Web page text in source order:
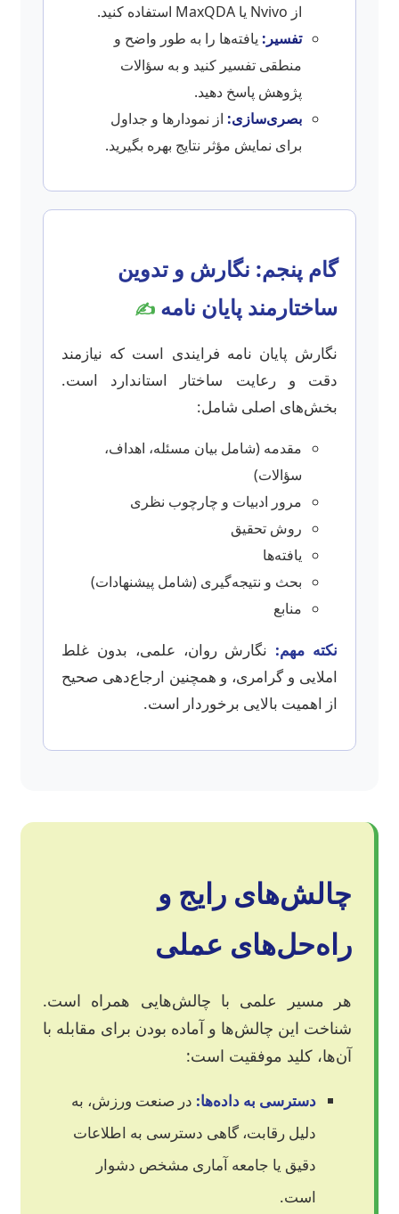
از Nvivo یا MaxQDA استفاده کنید.
تفسیر: یافته‌ها را به طور واضح و
منطقی تفسیر کنید و به سؤالات
پژوهش پاسخ دهید.
بصری‌سازی: از نمودارها و جداول
برای نمایش مؤثر نتایج بهره بگیرید.
گام پنجم: نگارش و تدوین
ساختارمند پایان نامه ✍️
نگارش پایان نامه فرایندی است که نیازمند
دقت و رعایت ساختار استاندارد است.
بخش‌های اصلی شامل:
مقدمه (شامل بیان مسئله، اهداف،
سؤالات)
مرور ادبیات و چارچوب نظری
روش تحقیق
یافته‌ها
بحث و نتیجه‌گیری (شامل پیشنهادات)
منابع
نکته مهم: نگارش روان، علمی، بدون غلط
املایی و گرامری، و همچنین ارجاع‌دهی صحیح
از اهمیت بالایی برخوردار است.
چالش‌های رایج و
راه‌حل‌های عملی
هر مسیر علمی با چالش‌هایی همراه است.
شناخت این چالش‌ها و آماده بودن برای مقابله با
آن‌ها، کلید موفقیت است:
دسترسی به داده‌ها: در صنعت ورزش، به
دلیل رقابت، گاهی دسترسی به اطلاعات
دقیق یا جامعه آماری مشخص دشوار
است.